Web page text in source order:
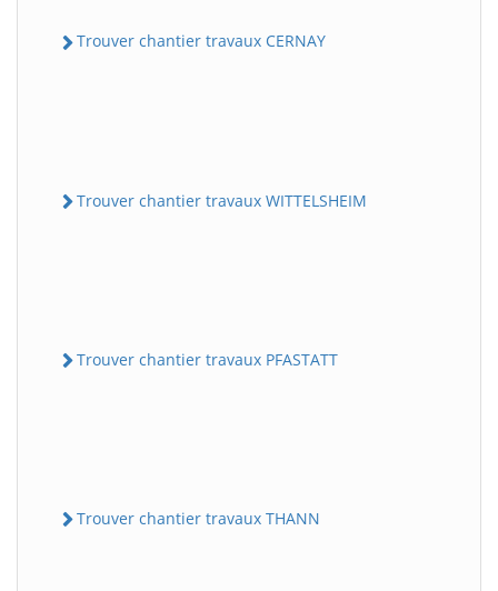
Trouver chantier travaux CERNAY
Trouver chantier travaux WITTELSHEIM
Trouver chantier travaux PFASTATT
Trouver chantier travaux THANN